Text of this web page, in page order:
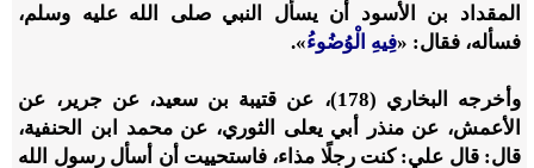
المقداد بن الأسود أن يسأل النبي صلى الله عليه وسلم،
فسأله، فقال: «فِيهِ الْوُضُوءُ».
وأخرجه البخاري (178)، عن قتيبة بن سعيد، عن جرير، عن
الأعمش، عن منذر أبي يعلى الثوري، عن محمد ابن الحنفية،
قال: قال علي: كنت رجلًا مذاء، فاستحييت أن أسأل رسول الله